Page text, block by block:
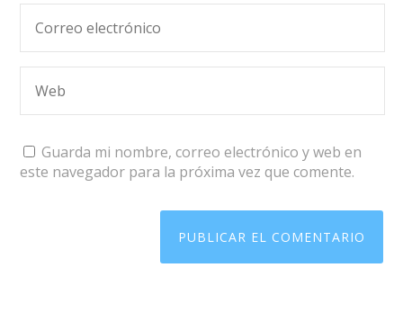
Guarda mi nombre, correo electrónico y web en
este navegador para la próxima vez que comente.